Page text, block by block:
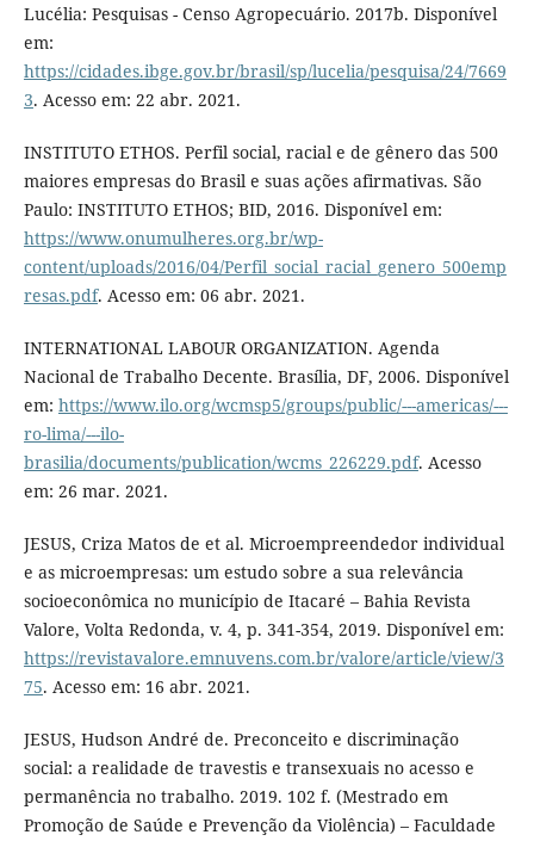
Lucélia: Pesquisas - Censo Agropecuário. 2017b. Disponível
em:
https://cidades.ibge.gov.br/brasil/sp/lucelia/pesquisa/24/7669
3. Acesso em: 22 abr. 2021.
INSTITUTO ETHOS. Perfil social, racial e de gênero das 500
maiores empresas do Brasil e suas ações afirmativas. São
Paulo: INSTITUTO ETHOS; BID, 2016. Disponível em:
https://www.onumulheres.org.br/wp-
content/uploads/2016/04/Perfil_social_racial_genero_500emp
resas.pdf. Acesso em: 06 abr. 2021.
INTERNATIONAL LABOUR ORGANIZATION. Agenda
Nacional de Trabalho Decente. Brasília, DF, 2006. Disponível
em: https://www.ilo.org/wcmsp5/groups/public/---americas/---
ro-lima/---ilo-
brasilia/documents/publication/wcms_226229.pdf. Acesso
em: 26 mar. 2021.
JESUS, Criza Matos de et al. Microempreendedor individual
e as microempresas: um estudo sobre a sua relevância
socioeconômica no município de Itacaré – Bahia Revista
Valore, Volta Redonda, v. 4, p. 341-354, 2019. Disponível em:
https://revistavalore.emnuvens.com.br/valore/article/view/3
75. Acesso em: 16 abr. 2021.
JESUS, Hudson André de. Preconceito e discriminação
social: a realidade de travestis e transexuais no acesso e
permanência no trabalho. 2019. 102 f. (Mestrado em
Promoção de Saúde e Prevenção da Violência) – Faculdade